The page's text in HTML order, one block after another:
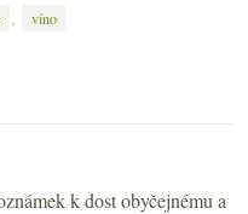
víno
k dost obyčejnému a